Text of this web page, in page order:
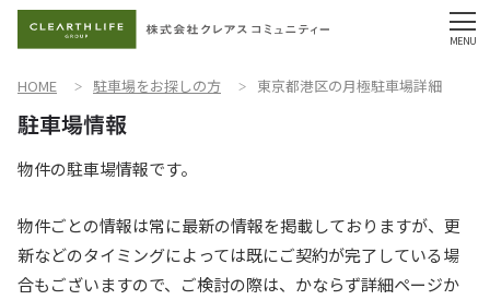
HOME 駐車場をお探しの方 東京都港区の月極駐車場詳細
物件の駐車場情報です。
物件ごとの情報は常に最新の情報を掲載しておりますが、更
新などのタイミングによっては既にご契約が完了している場
合もございますので、ご検討の際は、かならず詳細ページか